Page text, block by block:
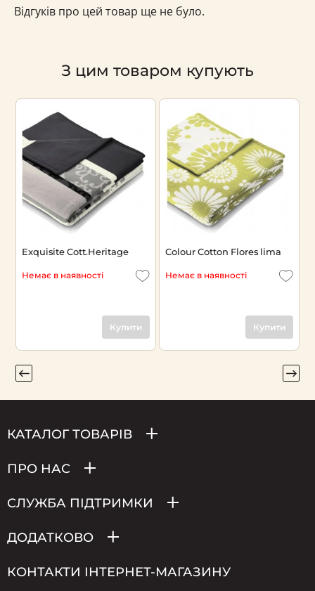
Відгуків про цей товар ще не було.
З цим товаром купують
Exquisite Cott.Heritage
Немає в наявності
Купити
Colour Cotton Flores lima
Немає в наявності
Купити
КАТАЛОГ ТОВАРІВ
ПРО НАС
СЛУЖБА ПІДТРИМКИ
ДОДАТКОВО
КОНТАКТИ ІНТЕРНЕТ-МАГАЗИНУ